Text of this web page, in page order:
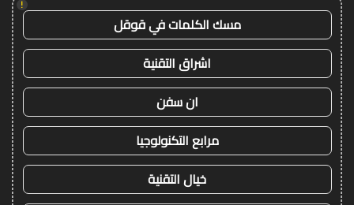
!
مسك الكلمات في قوقل
اشراق التقنية
ان سفن
مرابع التكنولوجيا
خيال التقنية